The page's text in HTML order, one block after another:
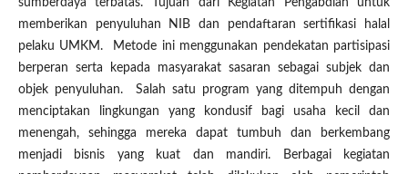
sumberdaya terbatas. Tujuan dari Kegiatan Pengabdian untuk
memberikan penyuluhan NIB dan pendaftaran sertifikasi halal
pelaku UMKM. Metode ini menggunakan pendekatan partisipasi
berperan serta kepada masyarakat sasaran sebagai subjek dan
objek penyuluhan. Salah satu program yang ditempuh dengan
menciptakan lingkungan yang kondusif bagi usaha kecil dan
menengah, sehingga mereka dapat tumbuh dan berkembang
menjadi bisnis yang kuat dan mandiri. Berbagai kegiatan